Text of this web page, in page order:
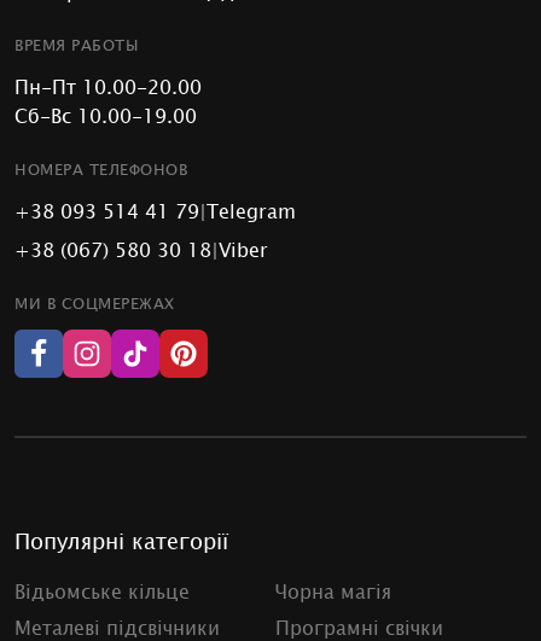
ВРЕМЯ РАБОТЫ
Пн-Пт 10.00-20.00
Сб-Вс 10.00-19.00
НОМЕРА ТЕЛЕФОНОВ
+38 093 514 41 79|Telegram
+38 (067) 580 30 18|Viber
МИ В СОЦМЕРЕЖАХ
Популярні категорії
Відьомське кільце
Чорна магія
Металеві підсвічники
Програмні свічки